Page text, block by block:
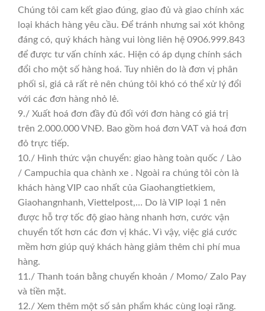
Chúng tôi cam kết giao đúng, giao đủ và giao chính xác
loại khách hàng yêu cầu. Để tránh nhưng sai xót không
đáng có, quý khách hàng vui lòng liên hệ 0906.999.843
để được tư vấn chính xác. Hiện có áp dụng chính sách
đổi cho một số hàng hoá. Tuy nhiên do là đơn vị phân
phối sỉ, giá cả rất rẻ nên chúng tôi khó có thể xử lý đổi
với các đơn hàng nhỏ lẻ.
9./ Xuất hoá đơn đầy đủ đối với đơn hàng có giá trị
trên 2.000.000 VNĐ. Bao gồm hoá đơn VAT và hoá đơn
đỏ trực tiếp.
10./ Hình thức vận chuyển: giao hàng toàn quốc / Lào
/ Campuchia qua chành xe . Ngoài ra chúng tôi còn là
khách hàng VIP cao nhất của Giaohangtietkiem,
Giaohangnhanh, Viettelpost,… Do là VIP loại 1 nên
được hỗ trợ tốc độ giao hàng nhanh hơn, cước vận
chuyển tốt hơn các đơn vị khác. Vì vậy, việc giá cước
mềm hơn giúp quý khách hàng giảm thêm chi phí mua
hàng.
11./ Thanh toán bằng chuyển khoản / Momo/ Zalo Pay
và tiền mặt.
12./ Xem thêm một số sản phẩm khác cùng loại răng.